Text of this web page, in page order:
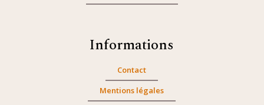
Informations
Contact
Mentions légales